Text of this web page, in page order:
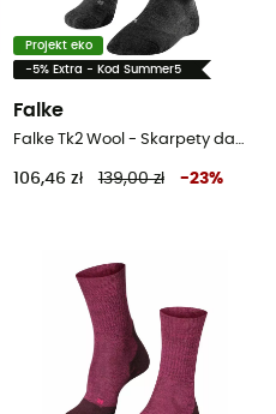
Projekt eko
-5% Extra - Kod Summer5
Falke
Falke Tk2 Wool - Skarpety damskie
106,46 zł 139,00 zł -23%